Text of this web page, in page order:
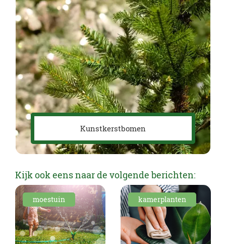
Kunstkerstbomen
Kijk ook eens naar de volgende berichten:
moestuin kamerplanten